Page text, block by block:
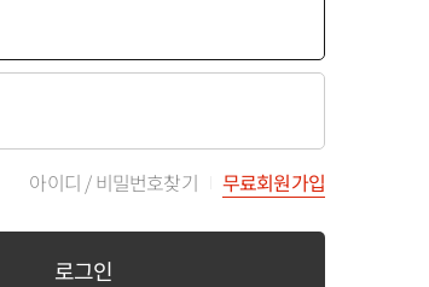
아이디 /비밀번호찾기 무료회원가입
로그인